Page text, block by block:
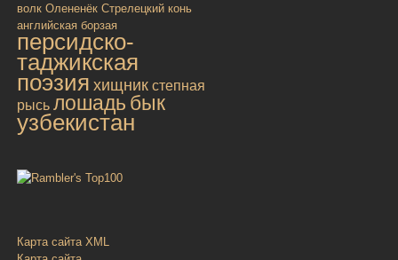
волк Олененёк Стрелецкий конь
английская борзая
персидско-
таджикская
поэзия хищник степная
рысь лошадь бык
узбекистан
Карта сайта XML